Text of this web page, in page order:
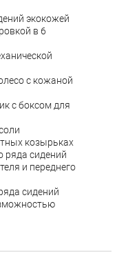
экокожей
в 6
с кожаной
с боксом для
козырьках
ряда сидений
и переднего
сидений